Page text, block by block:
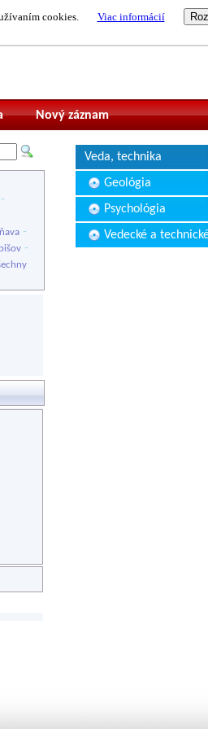
cookies. Viac informácií
Nový záznam
-
-
-
Veda, technika
Geológia
Psychológia
Vedecké a